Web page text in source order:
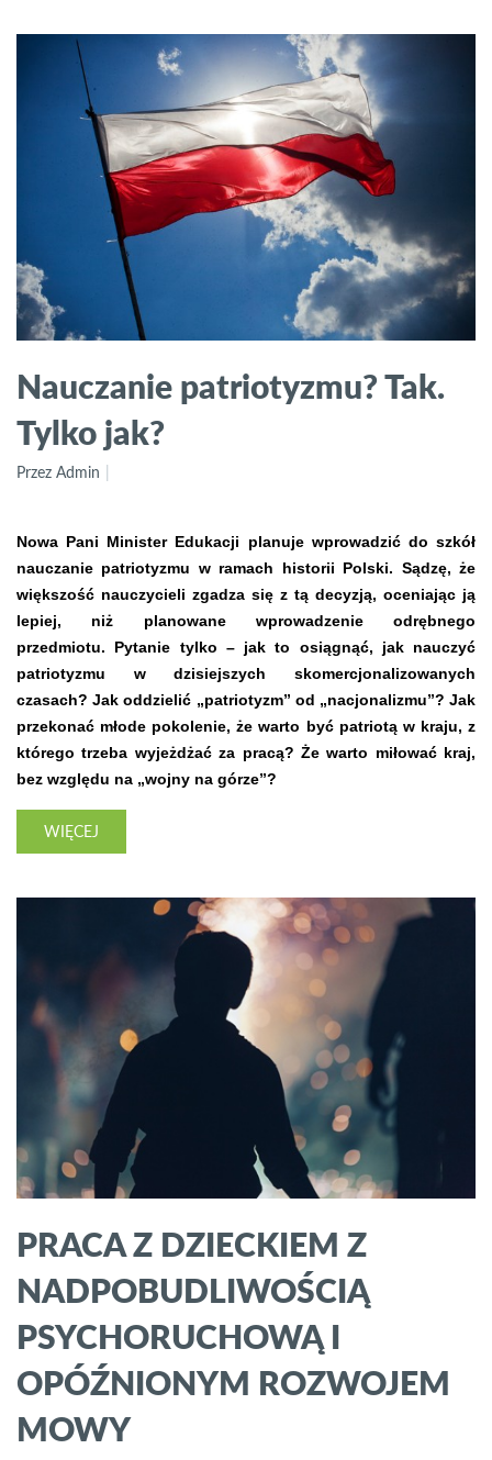
Nauczanie patriotyzmu? Tak.
Tylko jak?
Przez Admin
Nowa Pani Minister Edukacji planuje wprowadzić do szkół
nauczanie patriotyzmu w ramach historii Polski. Sądzę, że
większość nauczycieli zgadza się z tą decyzją, oceniając ją
lepiej, niż planowane wprowadzenie odrębnego
przedmiotu. Pytanie tylko – jak to osiągnąć, jak nauczyć
patriotyzmu w dzisiejszych skomercjonalizowanych
czasach? Jak oddzielić „patriotyzm” od „nacjonalizmu”? Jak
przekonać młode pokolenie, że warto być patriotą w kraju, z
którego trzeba wyjeżdżać za pracą? Że warto miłować kraj,
bez względu na „wojny na górze”?
WIĘCEJ
PRACA Z DZIECKIEM Z
NADPOBUDLIWOŚCIĄ
PSYCHORUCHOWĄ I
OPÓŹNIONYM ROZWOJEM
MOWY